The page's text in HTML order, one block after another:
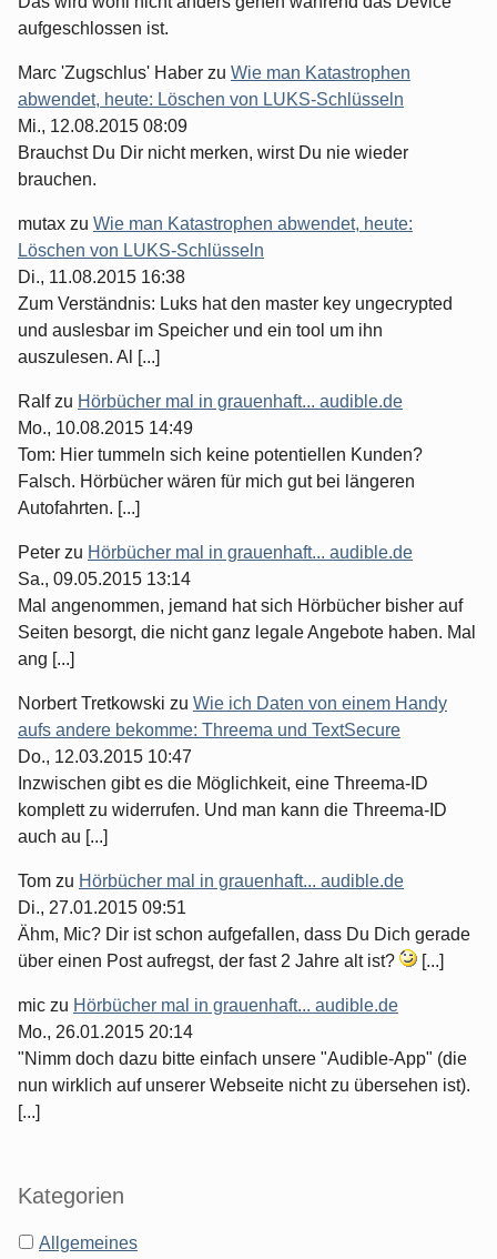
aufgeschlossen ist.
Marc 'Zugschlus' Haber zu Wie man Katastrophen
abwendet, heute: Löschen von LUKS-Schlüsseln
Mi., 12.08.2015 08:09
Brauchst Du Dir nicht merken, wirst Du nie wieder
brauchen.
mutax zu Wie man Katastrophen abwendet, heute:
Löschen von LUKS-Schlüsseln
Di., 11.08.2015 16:38
Zum Verständnis: Luks hat den master key ungecrypted
und auslesbar im Speicher und ein tool um ihn
auszulesen. Al [...]
Ralfzu Hörbücher mal in grauenhaft... audible.de
Mo., 10.08.2015 14:49
Tom: Hier tummeln sich keine potentiellen Kunden?
Falsch. Hörbücher wären für mich gut bei längeren
Autofahrten. [...]
Peter zu Hörbücher mal in grauenhaft... audible.de
Sa., 09.05.2015 13:14
Mal angenommen, jemand hat sich Hörbücher bisher auf
Seiten besorgt, die nicht ganz legale Angebote haben. Mal
ang [...]
Norbert Tretkowski zu Wie ich Daten von einem Handy
aufs andere bekomme: Threema und TextSecure
Do., 12.03.2015 10:47
Inzwischen gibt es die Möglichkeit, eine Threema-ID
komplett zu widerrufen. Und man kann die Threema-ID
auch au [...]
Tom zu Hörbücher mal in grauenhaft... audible.de
Di., 27.01.2015 09:51
Ähm, Mic? Dir ist schon aufgefallen, dass Du Dich gerade
über einen Post aufregst, der fast 2 Jahre alt ist?
[...]
mic zu Hörbücher mal in grauenhaft... audible.de
Mo., 26.01.2015 20:14
"Nimm doch dazu bitte einfach unsere "Audible-App" (die
nun wirklich auf unserer Webseite nicht zu übersehen ist).
[...]
Kategorien
Allgemeines